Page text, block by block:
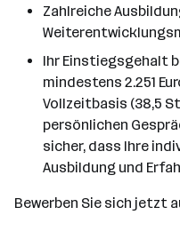
Zahlreiche
Ihr Einstiegsgehalt
mindestens 2.251
Vollzeitbasis (38,5
persönlichen
sicher, dass Ihre
Ausbildung und
Bewerben Sie sich jetzt